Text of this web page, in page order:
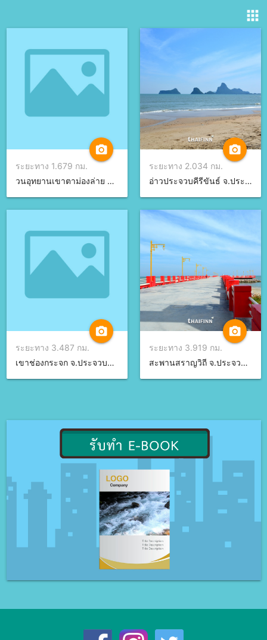
apps
camera_alt
ระยะทาง 1.679 กม.
วนอุทยานเขาตาม่องล่าย จ.ประจวบคีรีขันธ์
camera_alt
ระยะทาง 2.034 กม.
อ่าวประจวบคีรีขันธ์ จ.ประจวบคีรีขันธ์
camera_alt
ระยะทาง 3.487 กม.
เขาช่องกระจก จ.ประจวบคีรีขันธ์
camera_alt
ระยะทาง 3.919 กม.
สะพานสราญวิถี จ.ประจวบคีรีขันธ์